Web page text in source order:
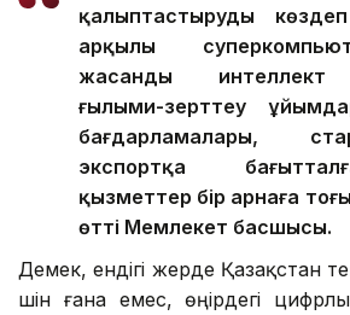
қалыптастыруды
арқылы
жасанды интеллект
ғылыми-зерттеу
бағдарламалары,
экспортқа
қызметтер бір арнаға
өтті Мемлекет басшысы.
Демек, ендігі жерде Қазақстан
үшін ғана емес, өңірдегі